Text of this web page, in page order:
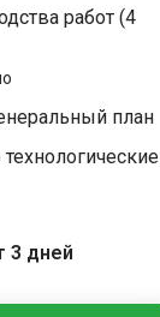
работ (4
план
3 дней